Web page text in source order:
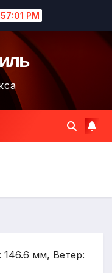
PM
146.6 мм, Ветер: